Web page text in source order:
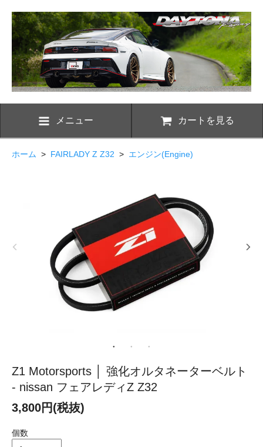
メニュー カートを見る
ホーム > FAIRLADY Z Z32 > エンジン(Engine)
Z1 Motorsports │ 強化オルタネーターベルト
- nissan フェアレディZ Z32
3,800円(税抜)
個数